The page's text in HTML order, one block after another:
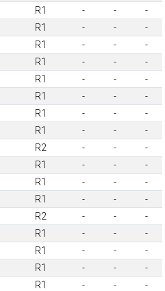
R1 - -
-
R1 - -
-
R1 - -
-
R1 - -
-
R1 - -
-
R1 - -
-
R1 - -
-
R1 - -
-
R2 - -
-
R1 - -
-
R1 - -
-
R1 - -
-
R2 - -
-
R1 - -
-
R1 - -
-
R1 - -
-
R1 - -
-